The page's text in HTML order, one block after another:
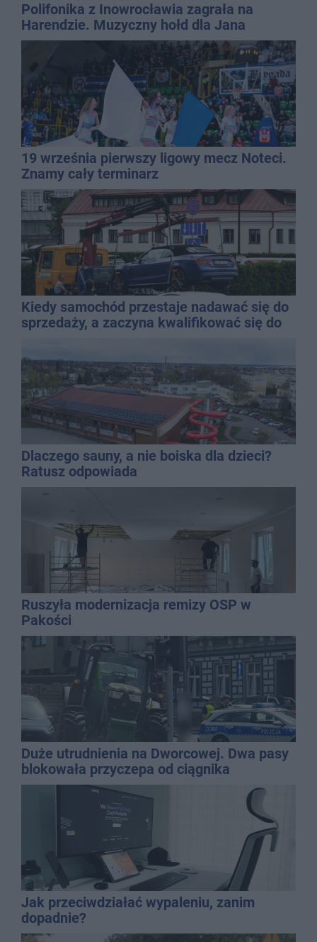
Polifonika z Inowrocławia zagrała na
Harendzie. Muzyczny hołd dla Jana
Kasprowicza
19 września pierwszy ligowy mecz Noteci.
Znamy cały terminarz
Kiedy samochód przestaje nadawać się do
sprzedaży, a zaczyna kwalifikować się do
Dlaczego sauny, a nie boiska dla dzieci?
Ratusz odpowiada
Ruszyła modernizacja remizy OSP w
Pakości
Duże utrudnienia na Dworcowej. Dwa pasy
blokowała przyczepa od ciągnika
Jak przeciwdziałać wypaleniu, zanim
dopadnie?